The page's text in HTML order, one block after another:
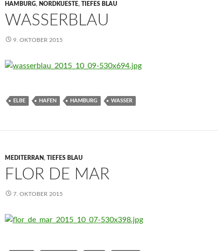
HAMBURG, NORDKUESTE, TIEFES BLAU
WASSERBLAU
9. OKTOBER 2015
ELBE HAFEN HAMBURG WASSER
MEDITERRAN, TIEFES BLAU
FLOR DE MAR
7. OKTOBER 2015